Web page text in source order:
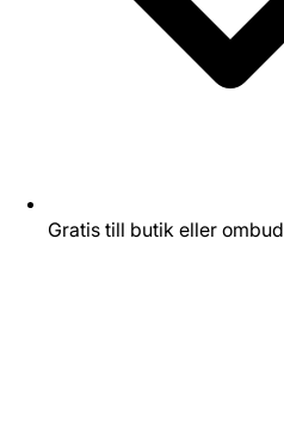
Gratis till butik eller ombud